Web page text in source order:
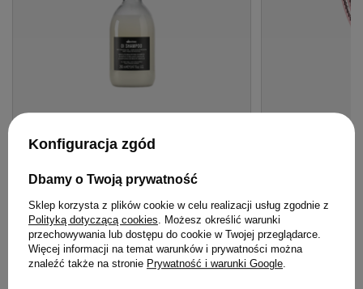
BESTSELLER
Szampon Davines OI Absolute
96,90 zł / szt.
(34,61 zł / 100ml)
96.9pktpunktów
włosów różowa
49,22 zł
49.22
Konfiguracja zgód
Dbamy o Twoją prywatność
Sklep korzysta z plików cookie w celu realizacji usług zgodnie z
Polityką dotyczącą cookies . Możesz określić warunki
przechowywania lub dostępu do cookie w Twojej przeglądarce.
Więcej informacji na temat warunków i prywatności można
znaleźć także na stronie Prywatność i warunki Google